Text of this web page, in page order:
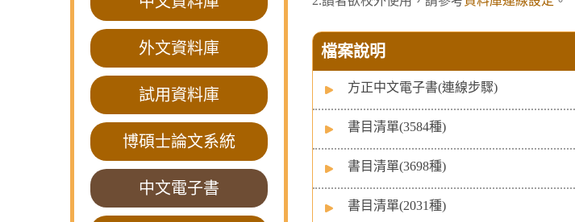
外文資料庫
試用資料庫
博碩士論文系統
中文電子書
書
建
聯
檔案說明
方正中文電子書(連線步驟)
書目清單(3584種)
書目清單(3698種)
書目清單(2031種)